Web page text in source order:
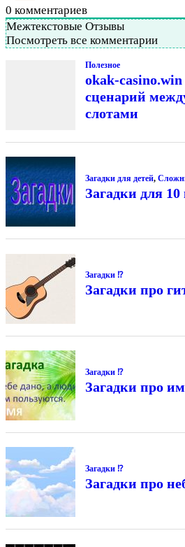
0 комментариев
Межтекстовые Отзывы
Посмотреть все комментарии
Полезное
okak-
сценарий
слотами
Загадки для детей,
Загадки для
Загадки ⁉
Загадки про
Загадки ⁉
Загадки про
Загадки ⁉
Загадки про